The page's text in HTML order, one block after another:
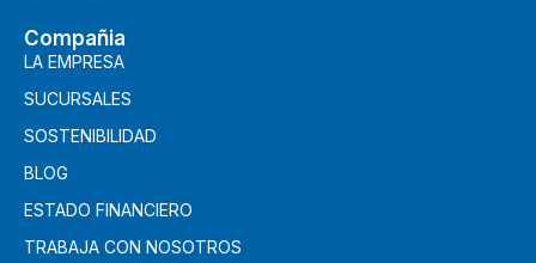
Compañia
LA EMPRESA
SUCURSALES
SOSTENIBILIDAD
BLOG
ESTADO FINANCIERO
TRABAJA CON NOSOTROS